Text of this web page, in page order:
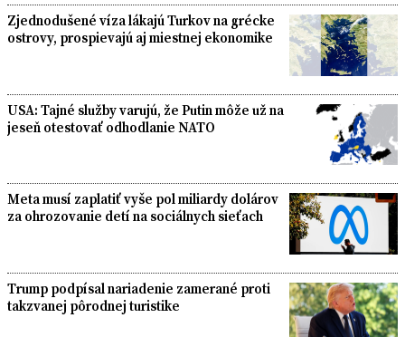
Zjednodušené víza lákajú Turkov na grécke
ostrovy, prospievajú aj miestnej ekonomike
USA: Tajné služby varujú, že Putin môže už na
jeseň otestovať odhodlanie NATO
Meta musí zaplatiť vyše pol miliardy dolárov
za ohrozovanie detí na sociálnych sieťach
Trump podpísal nariadenie zamerané proti
takzvanej pôrodnej turistike